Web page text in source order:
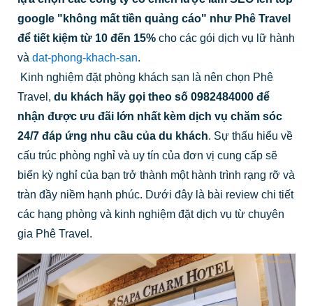
google "không mất tiền quảng cáo" như Phê Travel
để tiết kiệm từ 10 đến 15%cho các gói dịch vụ lữ hành
và dat-phong-khach-san.
Kinh nghiệm đặt phòng khách sạn là nên chọn Phê
Travel, du khách hãy gọi theo số 0982484000 để
nhận được ưu đãi lớn nhất kèm dịch vụ chăm sóc
24/7 đáp ứng nhu cầu của du khách. Sự thấu hiểu về
cấu trúc phòng nghỉ và uy tín của đơn vị cung cấp sẽ
biến kỳ nghỉ của bạn trở thành một hành trình rạng rỡ và
tràn đầy niềm hạnh phúc. Dưới đây là bài review chi tiết
các hạng phòng và kinh nghiệm đặt dịch vụ từ chuyên
gia Phê Travel.